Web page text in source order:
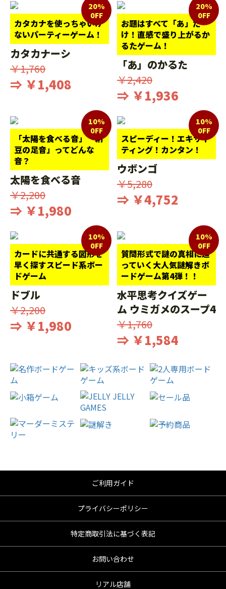
カタカナを使っちゃいけ
ないパーティーゲーム！
20%
0FF
カタカナーシ
￥1,760
⇒ ￥1,408
お題はすべて「あ」だ
け！直感で盛り上がるか
るたゲーム！
20%
0FF
「あ」のかるた
￥2,420
⇒ ￥1,936
「太陽を食べる音」「納
豆の足音」ってどんな
音？
10%
0FF
太陽を食べる音
￥2,200
⇒ ￥1,980
スピーディー！エキサイ
ティング！カンタン！
10%
0FF
ウボンゴ
￥5,280
⇒ ￥4,752
カードに共通する図形を
早く探すスピード系ボー
ドゲーム
10%
0FF
ドブル
￥2,200
⇒ ￥1,980
質問形式で謎の真相に迫
っていく大人気謎解きボ
ードゲーム第4弾！！
10%
0FF
水平思考クイズゲー
ム ウミガメのスープ4
￥1,760
⇒ ￥1,584
ご利用ガイド
プライバシーポリシー
特定商取引法に基づく表記
お問い合わせ
リアル店舗